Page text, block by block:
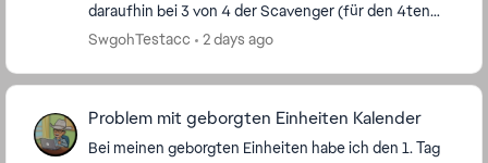
daraufhin bei 3 von 4 der Scavenger (für den 4ten
hatte ich nicht genug keycards übrig) 15 Jedi Leia
SwgohTestacc 2 days ago
Problem mit geborgten Einheiten Kalender
Bei meinen geborgten Einheiten habe ich den 1. Tag